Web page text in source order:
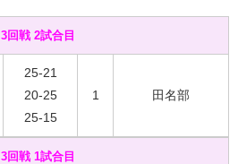
3回戦 2試合目
25-21
20-25
25-15
1 田名部
3回戦 1試合目